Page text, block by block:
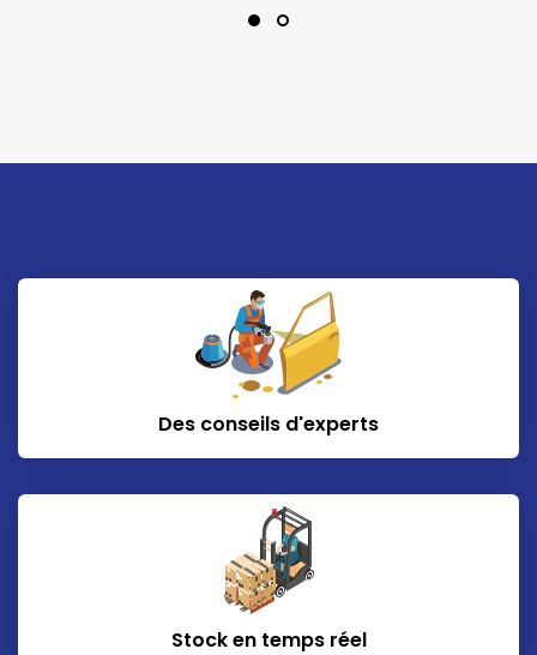
Des conseils d'experts
Stock en temps réel